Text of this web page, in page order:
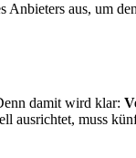
Anbieters aus, um
damit wird klar:
ausrichtet, muss